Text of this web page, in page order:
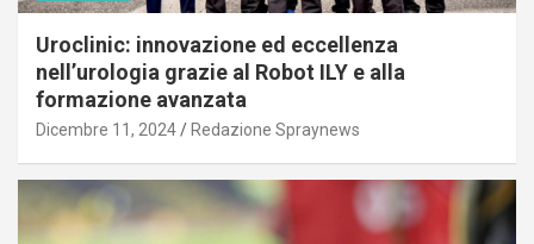
Uroclinic: innovazione ed eccellenza
nell’urologia grazie al Robot ILY e alla
formazione avanzata
Dicembre 11, 2024 Redazione Spraynews